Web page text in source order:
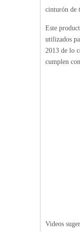
cinturón de
Este
utilizados
2013 de lo
cumplen
Videos